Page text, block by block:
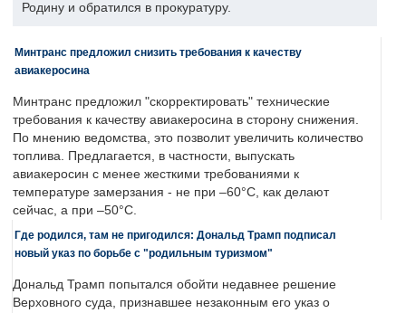
Родину и обратился в прокуратуру.
Минтранс предложил снизить требования к качеству
авиакеросина
Минтранс предложил "скорректировать" технические
требования к качеству авиакеросина в сторону снижения.
По мнению ведомства, это позволит увеличить количество
топлива. Предлагается, в частности, выпускать
авиакеросин с менее жесткими требованиями к
температуре замерзания - не при –60°C, как делают
сейчас, а при –50°C.
Где родился, там не пригодился: Дональд Трамп подписал
новый указ по борьбе с "родильным туризмом"
Дональд Трамп попытался обойти недавнее решение
Верховного суда, признавшее незаконным его указ о